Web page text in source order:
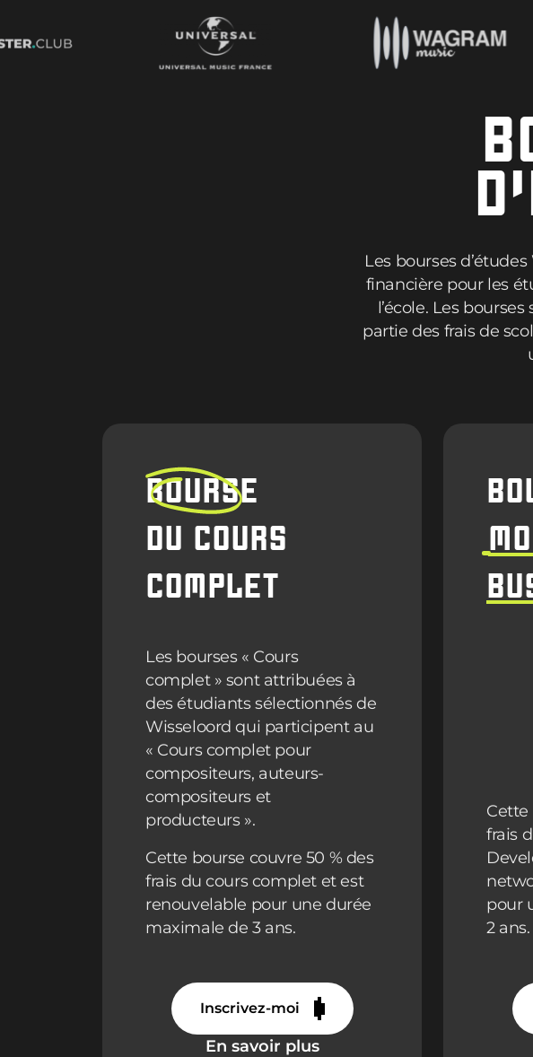
Les bourses
financière pour les
l’école. Les
partie des frais de
BOURSE
DU COURS
COMPLET
Les bourses « Cours
complet » sont attribuées à
des étudiants sélectionnés de
Wisseloord qui participent au
« Cours complet pour
compositeurs, auteurs-
compositeurs et
producteurs ».
Cette bourse couvre 50 % des
frais du cours complet et est
renouvelable pour une durée
maximale de 3 ans.
Inscrivez-moi
En savoir plus
Cette
frais
pour
2 ans.